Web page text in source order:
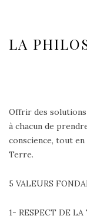
LA
Offrir des
à chacun de
conscience, tout
Terre.
5 VALEURS
1- RESPECT DE